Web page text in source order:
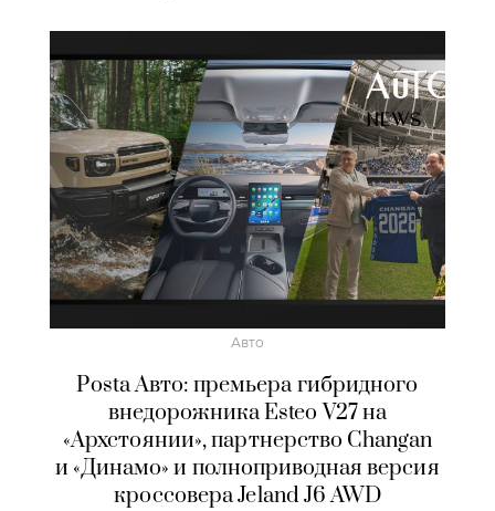
Авто
Posta Авто: премьера гибридного
внедорожника Esteo V27 на
«Архстоянии», партнерство Changan
и «Динамо» и полноприводная версия
кроссовера Jeland J6 AWD